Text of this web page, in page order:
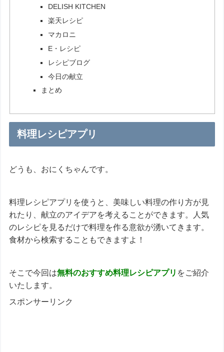
DELISH KITCHEN
楽天レシピ
マカロニ
E・レシピ
レシピブログ
今日の献立
まとめ
料理レシピアプリ
どうも、おにくちゃんです。
料理レシピアプリを使うと、美味しい料理の作り方が見
れたり、献立のアイデアを考えることができます。人気
のレシピを見るだけで料理を作る意欲が湧いてきます。
食材から検索することもできますよ！
そこで今回は無料のおすすめ料理レシピアプリ をご紹介
いたします。
スポンサーリンク